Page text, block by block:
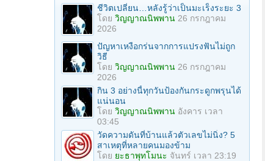
ชีวิตเปลี่ยน…หลังรู้ว่าเป็นมะเร็งระยะ 3
โดย วิญญาณนิพพาน 26 กรกฎาคม
2026
ปัญหาเหงือกร่นจากการแปรงฟันไม่ถูก
วิธี
โดย วิญญาณนิพพาน 26 กรกฎาคม
2026
กิน 3 อย่างนี้ทุกวันป้องกันกระดูกพรุนได้
แน่นอน
โดย วิญญาณนิพพาน อังคาร เวลา
03:45
วัดความดันที่บ้านแล้วตัวเลขไม่นิ่ง? 5
สาเหตุที่หลายคนมองข้าม
โดย ยะธาพุทโมนะ จันทร์ เวลา 23:19